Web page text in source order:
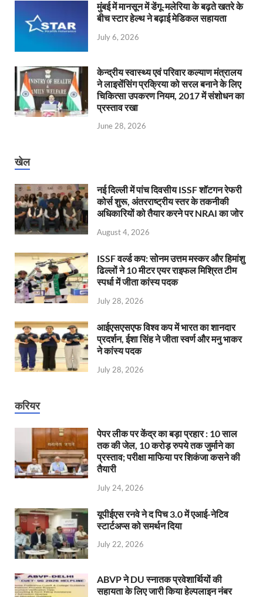
मुंबई में मानसून में डेंगू-मलेरिया के बढ़ते खतरे के
बीच स्टार हेल्थ ने बढ़ाई मेडिकल सहायता
July 6, 2026
केन्‍द्रीय स्वास्थ्य एवं परिवार कल्याण मंत्रालय
ने लाइसेंसिंग प्रक्रिया को सरल बनाने के लिए
चिकित्सा उपकरण नियम, 2017 में संशोधन का
प्रस्ताव रखा
June 28, 2026
खेल
नई दिल्ली में पांच दिवसीय ISSF शॉटगन रेफरी
कोर्स शुरू, अंतरराष्ट्रीय स्तर के तकनीकी
अधिकारियों को तैयार करने पर NRAI का जोर
August 4, 2026
ISSF वर्ल्ड कप: सोनम उत्तम मस्कर और हिमांशु
ढिल्लों ने 10 मीटर एयर राइफल मिश्रित टीम
स्पर्धा में जीता कांस्य पदक
July 28, 2026
आईएसएसएफ विश्व कप में भारत का शानदार
प्रदर्शन, ईशा सिंह ने जीता स्वर्ण और मनु भाकर
ने कांस्य पदक
July 28, 2026
करियर
पेपर लीक पर केंद्र का बड़ा प्रहार : 10 साल
तक की जेल, 10 करोड़ रुपये तक जुर्माने का
प्रस्ताव; परीक्षा माफिया पर शिकंजा कसने की
तैयारी
July 24, 2026
यूपीईएस रनवे ने द पिच 3.0 में एआई-नेटिव
स्टार्टअप्स को समर्थन दिया
July 22, 2026
ABVP ने DU स्नातक प्रवेशार्थियों की
सहायता के लिए जारी किया हेल्पलाइन नंबर